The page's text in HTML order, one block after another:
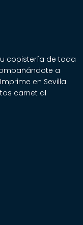
copistería de toda
a
en Sevilla
carnet al